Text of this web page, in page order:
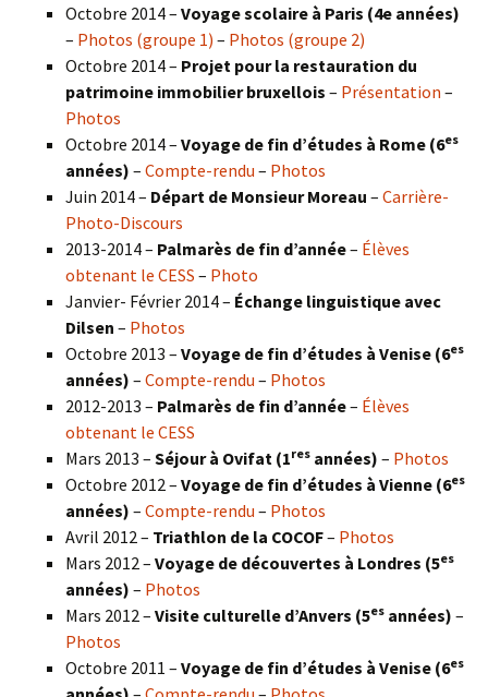
Octobre 2014 – Voyage scolaire à Paris (4e années)
– Photos (groupe 1) – Photos (groupe 2)
Octobre 2014 – Projet pour la restauration du
patrimoine immobilier bruxellois – Présentation –
Photos
Octobre 2014 – Voyage de fin d’études à Rome (6es
années) – Compte-rendu – Photos
Juin 2014 – Départ de Monsieur Moreau – Carrière-
Photo-Discours
2013-2014 – Palmarès de fin d’année– Élèves
obtenant le CESS – Photo
Janvier- Février 2014 – Échange linguistique avec
Dilsen – Photos
Octobre 2013 – Voyage de fin d’études à Venise (6es
années) – Compte-rendu – Photos
2012-2013 – Palmarès de fin d’année– Élèves
obtenant le CESS
Mars 2013 – Séjour à Ovifat (1res années) – Photos
Octobre 2012 – Voyage de fin d’études à Vienne (6es
années) – Compte-rendu – Photos
Avril 2012 – Triathlon de la COCOF– Photos
Mars 2012 – Voyage de découvertes à Londres (5es
années) – Photos
Mars 2012 – Visite culturelle d’Anvers (5es années) –
Photos
Octobre 2011 – Voyage de fin d’études à Venise (6es